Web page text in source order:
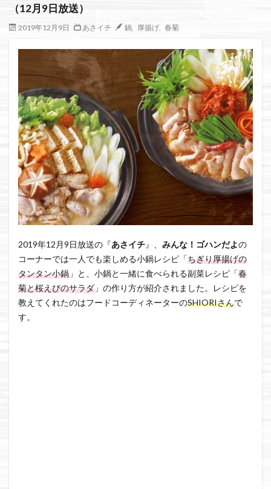
（12月9日放送）
2019年12月9日 あさイチ 鍋, 厚揚げ, 春菊
2019年12月9日放送の『あさイチ』、 みんな！ゴハンだよの
コーナーでは一人でも楽しめる小鍋レシピ「ちぎり厚揚げの
タンタン小鍋 」と、小鍋と一緒に食べられる副菜レシピ「春
菊と桜えびのサラダ 」の作り方が紹介されました。レシピを
教えてくれたのはフードコーディネーターのSHIORIさんで
す。